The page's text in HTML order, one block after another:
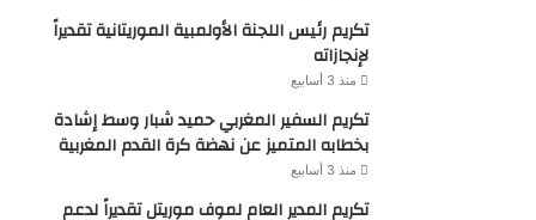
تكريم رئيس اللجنة الأولمبية الموريتانية تقديراً
لإنجازاته
منذ 3 أسابيع
تكريم السفير المغربي حميد شبار وسط إشادة
بخطابه المتميز عن نهضة كرة القدم المغربية
منذ 3 أسابيع
تكريم المدير العام لموف موريتل تقديراً لدعم